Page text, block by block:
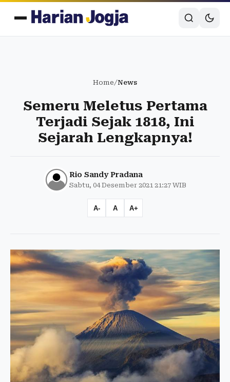
Home/News
Semeru Meletus Pertama
Terjadi Sejak 1818, Ini
Sejarah Lengkapnya!
Rio Sandy Pradana
Sabtu, 04 Desember 2021 21:27 WIB
A- A A+